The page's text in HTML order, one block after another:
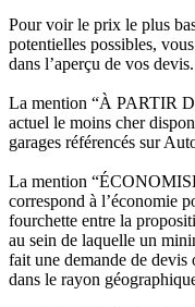
Pour voir le prix le plus
potentielles possibles,
dans l’aperçu de vos devis.
La mention “À PARTIR
actuel le moins cher
garages référencés sur
La mention
correspond à l’économie
fourchette entre la
au sein de laquelle un
fait une demande de devis
dans le rayon